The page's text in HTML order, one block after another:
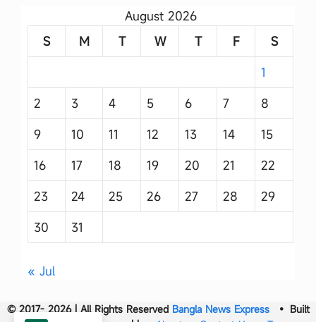
August 2026
S
M T W T F
S
1
2
3 4 5 6 7
8
9
10 11 12 13 14
15
16
17 18 19 20 21
22
23
24 25 26 27 28
29
30
31
« Jul
© 2017- 2026 | All Rights Reserved Bangla News Express• Built